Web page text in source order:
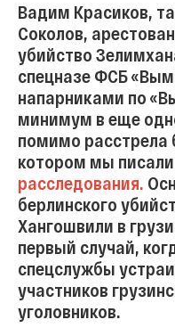
Вадим Красиков,
Соколов,
убийство
спецназе ФСБ
напарниками по
минимум в еще
помимо расстрела
котором мы
расследования.
берлинского
Хангошвили в
первый случай,
спецслужбы
участников
уголовников.